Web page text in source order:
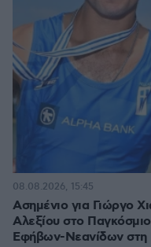
Ασημένιο για Γιώργο
Αλεξίου στο
Εφήβων-Νεανίδων στη
08.08.2026, 15:45